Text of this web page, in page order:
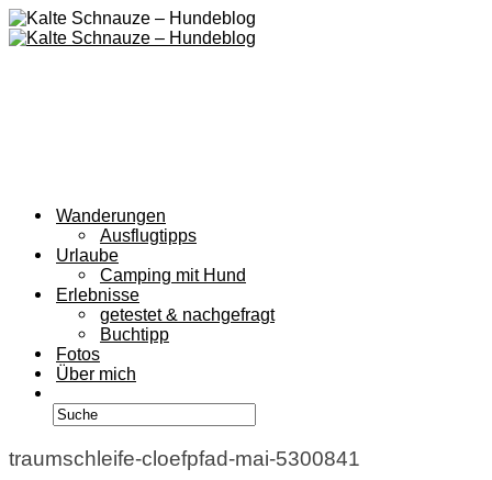
Wanderungen
Ausflugtipps
Urlaube
Camping mit Hund
Erlebnisse
getestet & nachgefragt
Buchtipp
Fotos
Über mich
traumschleife-cloefpfad-mai-5300841